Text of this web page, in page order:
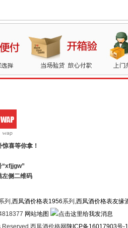
喜等你拿！
“xfjjgw”
左侧二维码
列,西凤酒价格表1956系列,西凤酒价格表友缘
网站地图
西凤酒价格网 陕ICP备16017903号-1